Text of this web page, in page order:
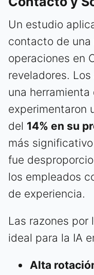
Un estudio
contacto de
operaciones en
reveladores.
una herramienta
experimentaron
del 14% en su
más
fue
los empleados
de experiencia.
Las razones por
ideal para la IA
Alta